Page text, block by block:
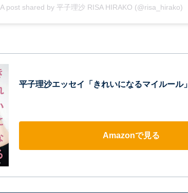
A post shared by 平子理沙 RISA HIRAKO (@risa_hirako)
平子理沙エッセイ「きれいになるマイルール」
Amazonで見る